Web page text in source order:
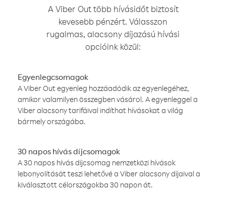
A Viber Out több hívásidőt biztosít
kevesebb pénzért. Válasszon
rugalmas, alacsony díjazású hívási
opcióink közül:
Egyenlegcsomagok
A Viber Out egyenleg hozzáadódik az egyenlegéhez,
amikor valamilyen összegben vásárol. A egyenleggel a
Viber alacsony tarifáival indíthat hívásokat a világ
bármely országába.
30 napos hívás díjcsomagok
A 30 napos hívás díjcsomag nemzetközi hívások
lebonyolítását teszi lehetővé a Viber alacsony díjaival a
kiválasztott célországokba 30 napon át.